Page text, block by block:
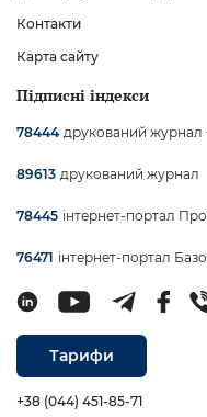
Контакти
Карта сайту
Підписні індекси
78444 друкований журнал
89613 друкований журнал
78445 інтернет-портал
76471 інтернет-портал
Тарифи
+38 (044) 451-85-71